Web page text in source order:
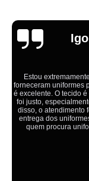
Ótimo
cliente em primeiro
aqui na 4M tudo é